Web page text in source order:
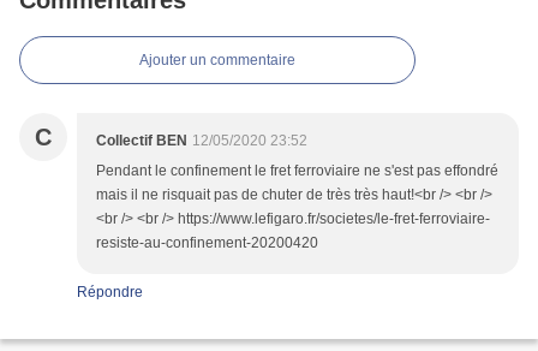
Ajouter un commentaire
C Collectif BEN 12/05/2020 23:52
Pendant le confinement le fret ferroviaire ne s'est pas effondré
mais il ne risquait pas de chuter de très très haut!<br /> <br />
<br /> <br /> https://www.lefigaro.fr/societes/le-fret-ferroviaire-
resiste-au-confinement-20200420
Répondre